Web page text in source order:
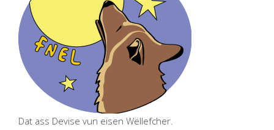
Dat ass Devise vun eisen Wëllefcher.